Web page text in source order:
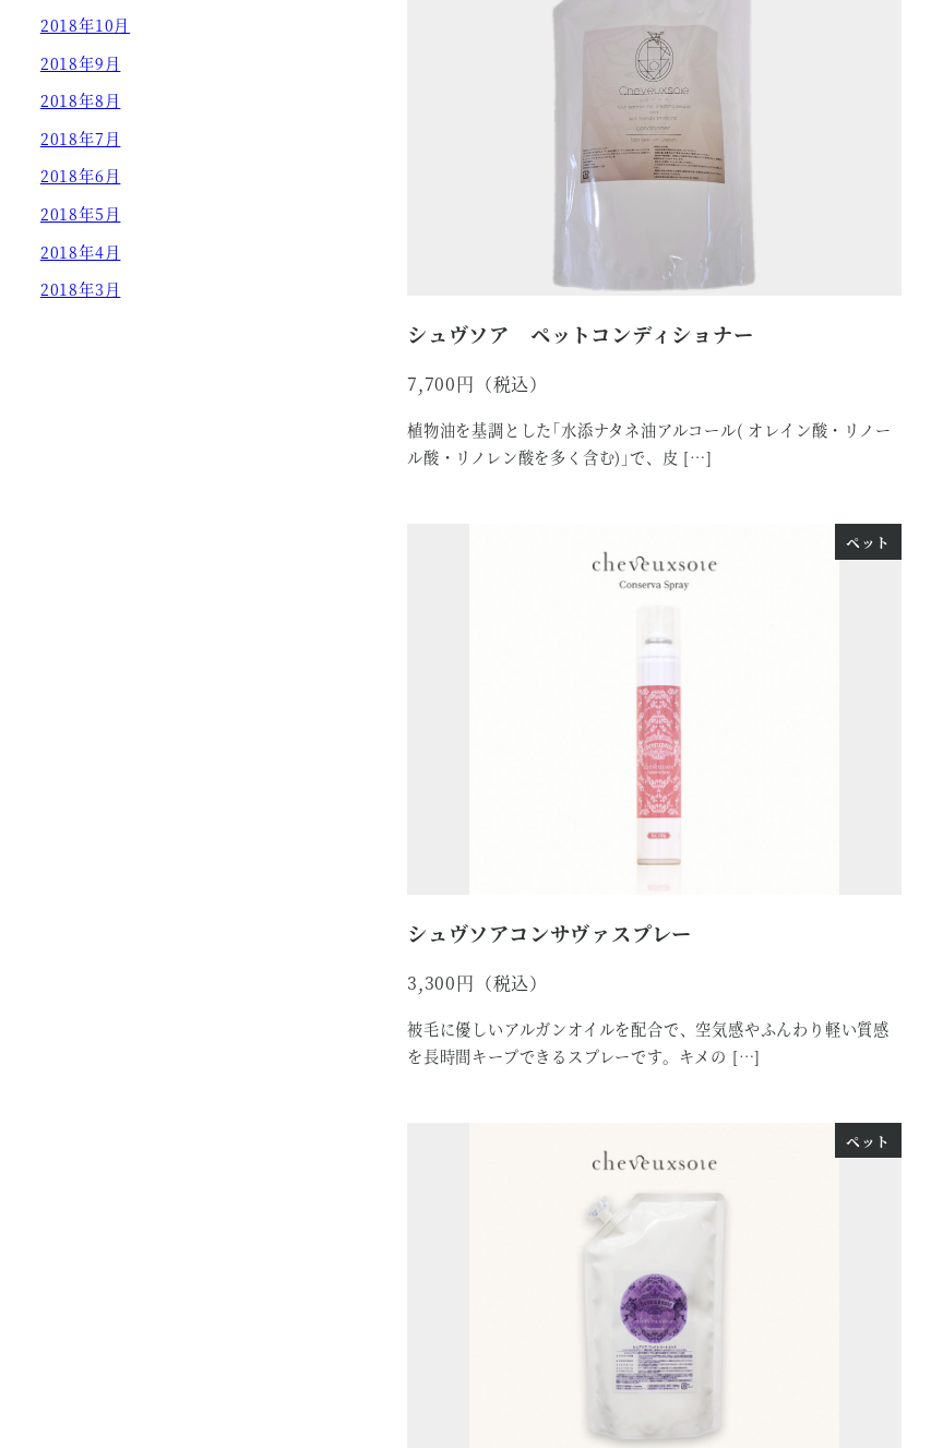
シュヴソア ペットコンディショナー
7,700
植物油を基調とした｢水添ナタネ油アルコール( オレイン酸・リノー
ル酸・リノレン酸を多く含む)｣で、皮 […]
ペット
シュヴソアコンサヴァスプレー
3,300
被毛に優しいアルガンオイルを配合で、空気感やふんわり軽い質感
を長時間キープできるスプレーです。キメの […]
ペット
2018年10月
2018年9月
2018年8月
2018年7月
2018年6月
2018年5月
2018年4月
2018年3月